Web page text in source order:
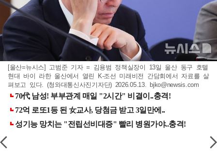
[울산=뉴시스] 고범준 기자 = 김용범 정책실장이 13일 울산 동구 호텔
현대 바이 라한 울산에서 열린 K-조선 미래비전 간담회에서 자료를 살
펴보고 있다. (청와대통신사진기자단) 2026.05.13. bjko@newsis.com